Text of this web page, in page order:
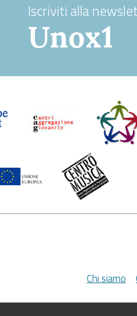
Iscriviti alla
Unox1
Chi siamo